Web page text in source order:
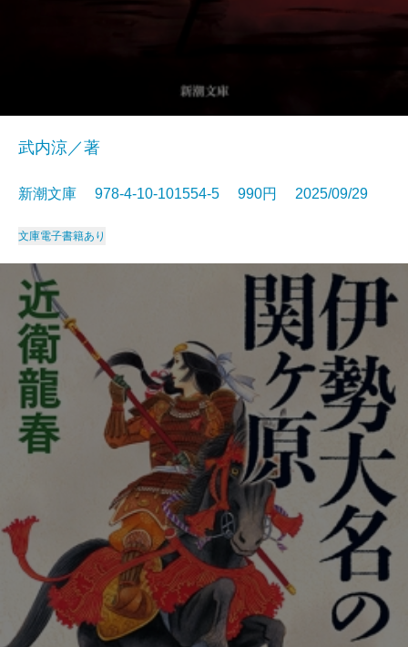
武内涼／著
新潮文庫 978-4-10-101554-5 990円 2025/09/29
文庫電子書籍あり